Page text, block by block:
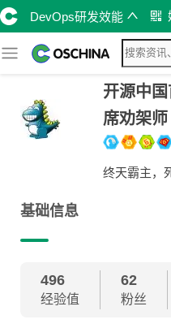
DevOps研发效能
开源中
席劝架师
终天霸主，
基础信息
496
经验值
62
粉丝